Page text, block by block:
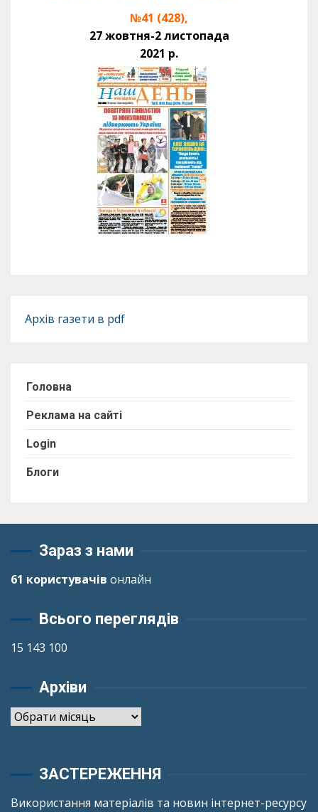
№41 (428),
27 жовтня-2 листопада
2021 р.
Архів газети в pdf
Головна
Реклама на сайті
Login
Блоги
Зараз з нами
61 користувачів онлайн
Всього переглядів
15 143 100
Архіви
Архіви
ЗАСТЕРЕЖЕННЯ
Використання матеріалів та новин інтернет-ресурсу